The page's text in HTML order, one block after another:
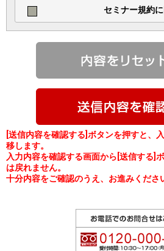
ます。）からの紹介書がある場合にお申し込
※満年齢20歳未満の学生の方のご受講は、紹
ていない第三者を含む）の受講（同業者の方
※受講者の安全を最大限考慮し、伝染性疾病
りしております。セミナーお申し込み後に伝
お支払いが必要となります。伝染性疾病への
た場合には、それによって当社又は他の受講
なければならないことがあります。ご了承く
※妊娠中の方がご受講される場合は、医師の
のうえ自己責任でご参加ください。セミナー
ついては当社は一切責任を負うことができま
※当社のセミナーは、時に感情が大きく動い
りする場面を含みます。ご自身の安全確保の
内科等に通院中、あるいはそれに類する状況
合がございます。ご了承ください。
セミナーの受講申し込みはWeb上の専用フォ
セミナー規約
[送信内容を確認する]ボタンを押すと、
移します。
入力内容を確認する画面から[送信する]
は戻れません。
十分内容をご確認のうえ、お進みくださ